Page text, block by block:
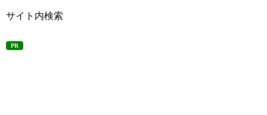
サイト内検索
PR